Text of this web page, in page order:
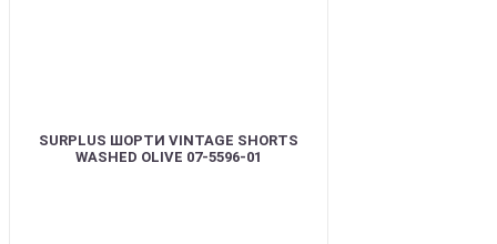
SURPLUS ШОРТИ VINTAGE SHORTS
WASHED OLIVE 07-5596-01